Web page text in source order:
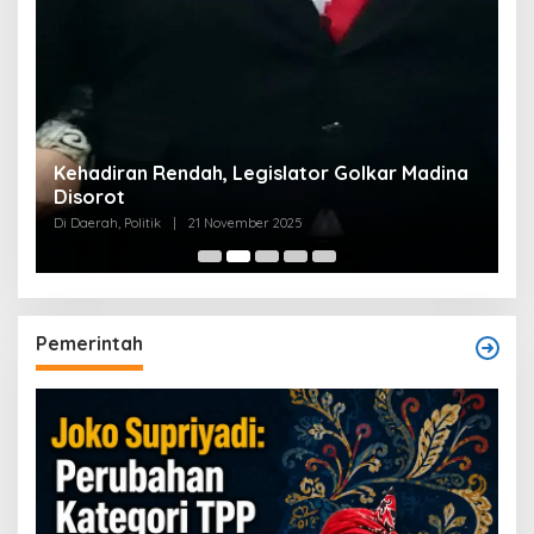
Kehadiran Rendah, Legislator Golkar Madina
Disorot
Di Daerah, Politik 21 November 2025
Pemerintah